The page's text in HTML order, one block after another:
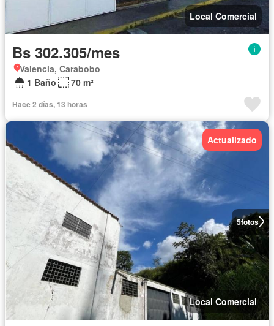
Local Comercial
Bs 302.305/mes
Valencia, Carabobo
1 Baño
70 m²
Hace 2 días, 13 horas
5fotos
Actualizado
Local Comercial